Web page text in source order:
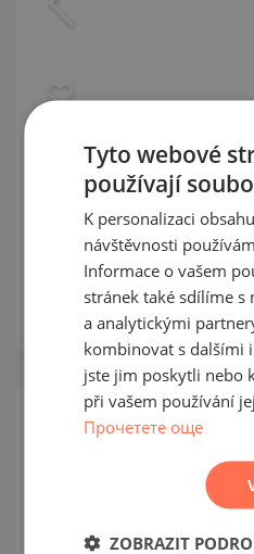
Tierra Viva od
luxusní domy
vybavením
MARBELLA /
9 000 516 -12 774
Ceny za m²: 10 329 - 11
Tyto webové
používají
K personalizaci
návštěvnosti
Informace o vašem
stránek také sdílíme
a analytickými
kombinovat s dalšími
jste jim poskytli nebo
při vašem používání
Прочетете още
ZOBRAZIT